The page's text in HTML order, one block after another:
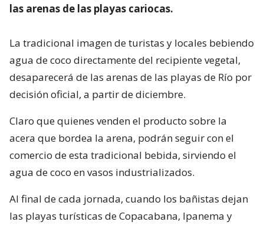
las arenas de las playas cariocas.
La tradicional imagen de turistas y locales bebiendo
agua de coco directamente del recipiente vegetal,
desaparecerá de las arenas de las playas de Río por
decisión oficial, a partir de diciembre.
Claro que quienes venden el producto sobre la
acera que bordea la arena, podrán seguir con el
comercio de esta tradicional bebida, sirviendo el
agua de coco en vasos industrializados.
Al final de cada jornada, cuando los bañistas dejan
las playas turísticas de Copacabana, Ipanema y